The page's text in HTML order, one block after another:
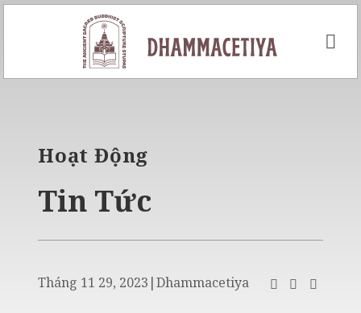
Skip
Hoạt Động
Tin Tức
Tháng 11 29, 2023 |Dhammacetiya